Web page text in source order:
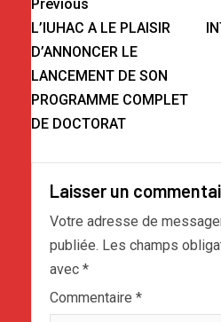
Previous
L’IUHAC A LE PLAISIR
D’ANNONCER LE
LANCEMENT DE SON
PROGRAMME COMPLET
DE DOCTORAT
Laisser un
Votre adresse de
publiée. Les champs
avec *
Commentaire *